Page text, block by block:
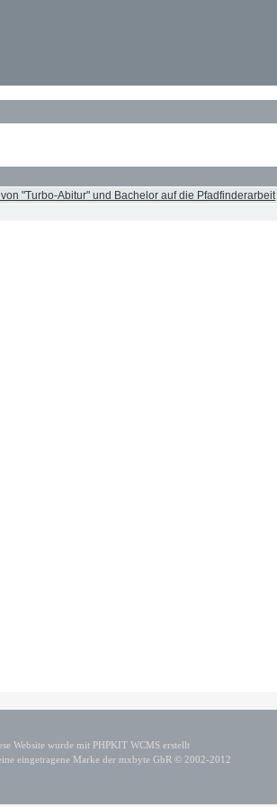
"Turbo-Abitur" und Bachelor auf die Pfadfinderarbeit
Website wurde mit PHPKIT WCMS erstellt
eingetragene Marke der mxbyte GbR © 2002-2012